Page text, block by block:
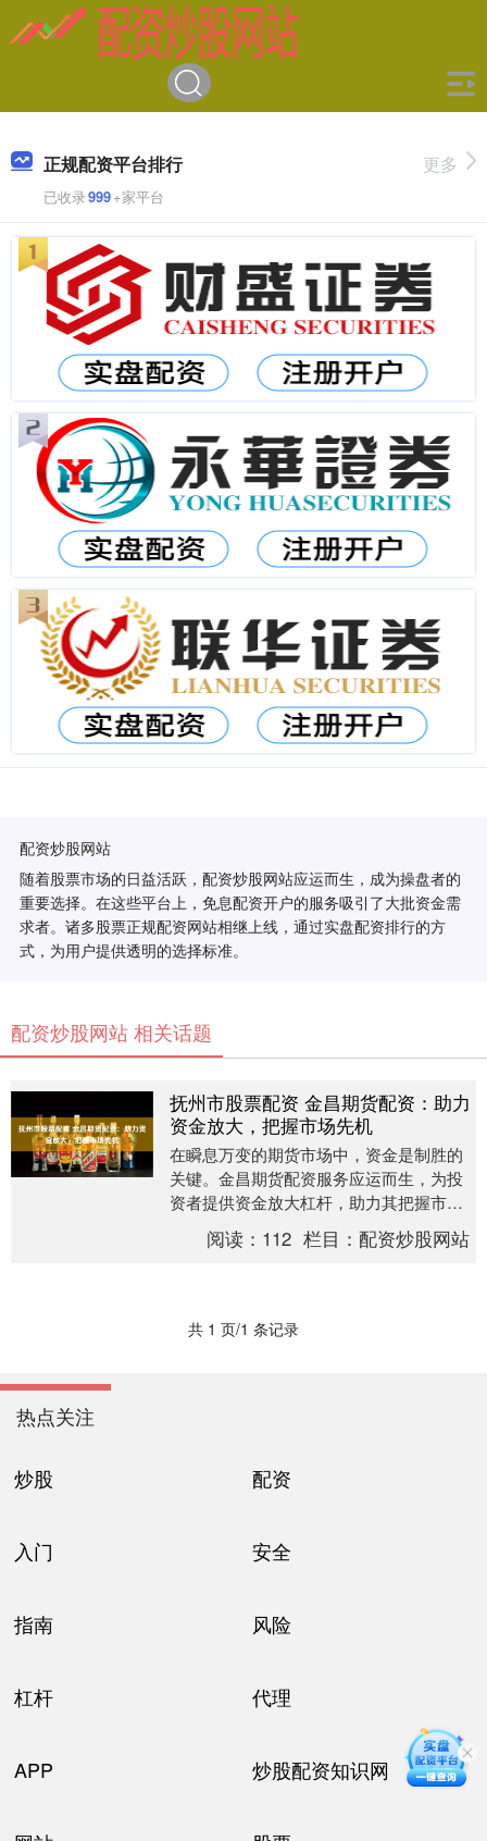
正规配资平台排行
已收录999+家平台
更多
配资炒股网站
随着股票市场的日益活跃，配资炒股网站应运而生，成为操盘者的
重要选择。在这些平台上，免息配资开户的服务吸引了大批资金需
求者。诸多股票正规配资网站相继上线，通过实盘配资排行的方
式，为用户提供透明的选择标准。
配资炒股网站 相关话题
抚州市股票配资 金昌期货配资：助力
资金放大，把握市场先机
在瞬息万变的期货市场中，资金是制胜的
关键。金昌期货配资服务应运而生，为投
资者提供资金放大杠杆，助力其把握市场
先机，实现财富增值。 股票配资网操作简
单，流程透明。....
阅读： 112 栏目：配资炒股网站
共 1 页/1 条记录
热点关注
炒股 配资
入门 安全
指南 风险
杠杆 代理
APP 炒股配资知识网